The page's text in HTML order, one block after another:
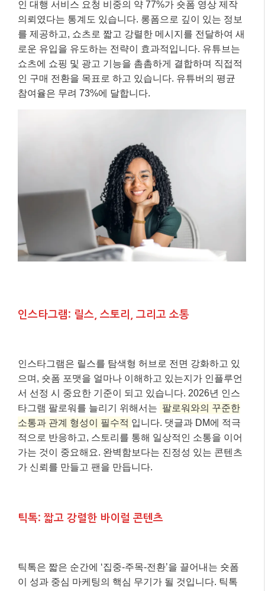
인 대행 서비스 요청 비중의 약 77%가 숏폼 영상 제작
의뢰였다는 통계도 있습니다. 롱폼으로 깊이 있는 정보
를 제공하고, 쇼츠로 짧고 강렬한 메시지를 전달하여 새
로운 유입을 유도하는 전략이 효과적입니다. 유튜브는
쇼츠에 쇼핑 및 광고 기능을 촘촘하게 결합하며 직접적
인 구매 전환을 목표로 하고 있습니다. 유튜버의 평균
참여율은 무려 73%에 달합니다.
인스타그램: 릴스, 스토리, 그리고 소통
인스타그램은 릴스를 탐색형 허브로 전면 강화하고 있
으며, 숏폼 포맷을 얼마나 이해하고 있는지가 인플루언
서 선정 시 중요한 기준이 되고 있습니다. 2026년 인스
타그램 팔로워를 늘리기 위해서는 팔로워와의 꾸준한
소통과 관계 형성이 필수적 입니다. 댓글과 DM에 적극
적으로 반응하고, 스토리를 통해 일상적인 소통을 이어
가는 것이 중요해요. 완벽함보다는 진정성 있는 콘텐츠
가 신뢰를 만들고 팬을 만듭니다.
틱톡: 짧고 강렬한 바이럴 콘텐츠
틱톡은 짧은 순간에 ‘집중-주목-전환’을 끌어내는 숏폼
이 성과 중심 마케팅의 핵심 무기가 될 것입니다. 틱톡